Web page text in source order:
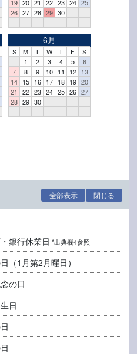
19 20 21 22 23 24 25
26 27 28 29 30
6月
S M T W T F
S
1
2 3 4 5
6
7
8 9 10 11 12 13
14 15 16 17 18 19 20
21
22 23 24 25 26 27
28 29 30
全部表示 閉じる
銀行休業日 *出典欄4参照
（1月第2月曜日）
の日
日